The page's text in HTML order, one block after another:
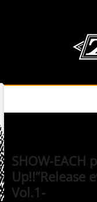
SHOW-EACH
Up!!”Release
Vol.1-